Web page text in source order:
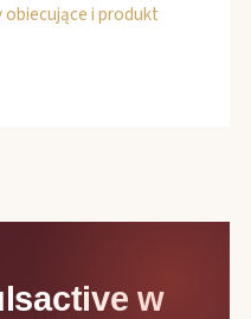
obiecujące i produkt
w